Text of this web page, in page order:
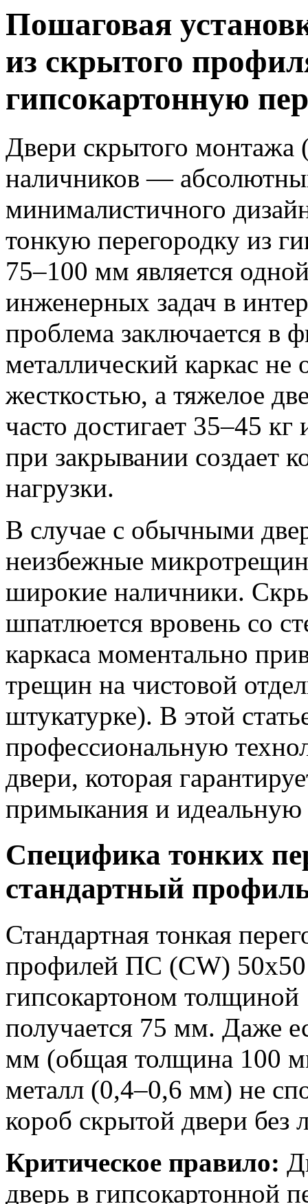
Пошаговая
из скрытого
гипсокартонную
Двери скрытого монтажа
наличников —
минималистичного
тонкую перегородку из
75–100 мм является
инженерных задач в
проблема заключается в
металлический каркас не
жесткостью, а тяжелое
часто достигает 35–45
при закрывании создает
нагрузки.
В случае с обычными
неизбежные
широкие наличники.
шпатлюется вровень со
каркаса моментально
трещин на чистовой
штукатурке). В этой
профессиональную
двери, которая
примыкания и идеальную
Специфика тонких
стандартный
Стандартная тонкая
профилей ПС (CW)
гипсокартоном
получается 75 мм. Даже
мм (общая толщина 100
металл (0,4–0,6 мм) не
короб скрытой двери без
Критическое правило:
дверь в гипсокартонной